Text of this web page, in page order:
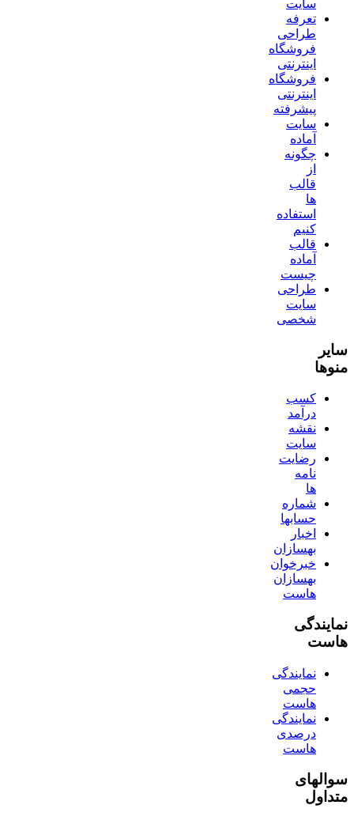
سایت
تعرفه
طراحی
فروشگاه
اینترنتی
فروشگاه
اینترنتی
پیشرفته
سایت
آماده
چگونه
از
قالب
ها
استفاده
کنیم
قالب
آماده
چیست
طراحی
سایت
شخصی
سایر
منوها
کسب
درآمد
نقشه
سایت
رضایت
نامه
ها
شماره
حسابها
اخبار
بهسازان
خبرخوان
بهسازان
هاست
نمایندگی
هاست
نمایندگی
حجمی
هاست
نمایندگی
درصدی
هاست
سوالهای
متداول